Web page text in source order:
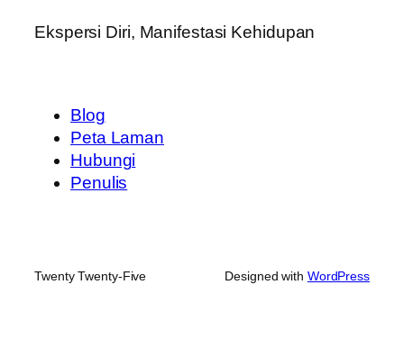
Ekspersi Diri, Manifestasi Kehidupan
Blog
Peta Laman
Hubungi
Penulis
Twenty Twenty-Five Designed with WordPress